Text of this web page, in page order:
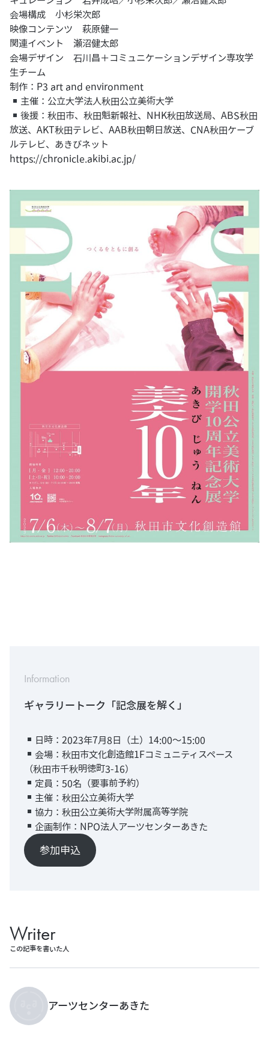
会場構成 小杉栄次郎
映像コンテンツ 萩原健一
関連イベント 瀬沼健太郎
会場デザイン 石川昌＋コミュニケーションデザイン専攻学
生チーム
制作：P3 art and environment
主催：公立大学法人秋田公立美術大学
後援：秋田市、秋田魁新報社、NHK秋田放送局、ABS秋田
放送、AKT秋田テレビ、AAB秋田朝日放送、CNA秋田ケーブ
ルテレビ、あきびネット
https://chronicle.akibi.ac.jp/
Information
ギャラリートーク「記念展を解く」
日時：2023年7月8日（土）14:00～15:00
会場：秋田市文化創造館1Fコミュニティスペース
（秋田市千秋明徳町3-16）
定員：50名（要事前予約）
主催：秋田公立美術大学
協力：秋田公立美術大学附属高等学院
企画制作：NPO法人アーツセンターあきた
参加申込
Writer
この記事を書いた人
アーツセンターあきた